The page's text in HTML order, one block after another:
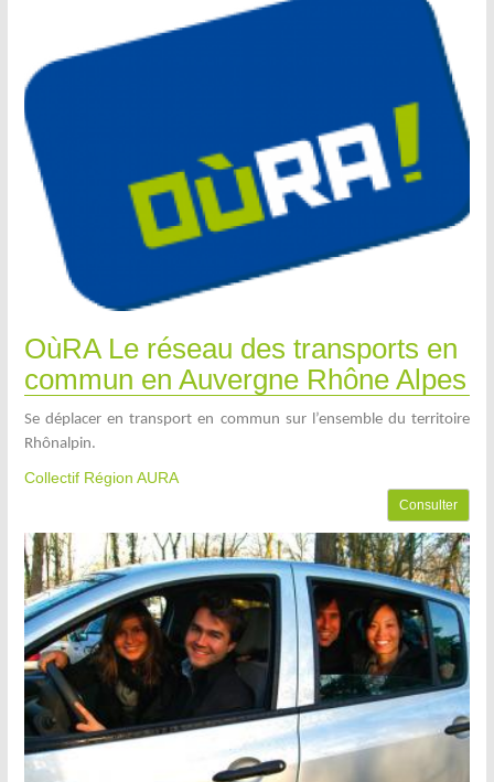
OùRA Le réseau des transports en
commun en Auvergne Rhône Alpes
Se déplacer en transport en commun sur l’ensemble du territoire
Rhônalpin.
Collectif Région AURA
Consulter